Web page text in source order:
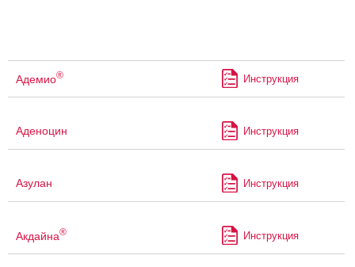
Адемио® Инструкция
Аденоцин Инструкция
Азулан Инструкция
Акдайна® Инструкция